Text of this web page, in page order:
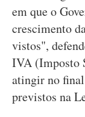
em que o
crescimento
vistos",
IVA (Imposto
atingir no
previstos na